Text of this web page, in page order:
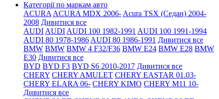
Категорії по маркам авто
ACURA ACURA MDX 2006- Acura TSX (Седан) 2004-
2008 Дивитися все
AUDI AUDI AUDI 100 1982-1991 AUDI 100 1991-1994
AUDI 80 1978-1986 AUDI 80 1986-1991 Дивитися все
BMW BMW BMW 4 F32/F36 BMW E24 BMW E28 BMW
E30 Дивитися все
BYD BYD F3 BYD S6 2010-2017 Дивитися все
CHERY CHERY AMULET CHERY EASTAR 01.03-
CHERY ELARA 06- CHERY KIMO CHERY M11 10-
Дивитися все